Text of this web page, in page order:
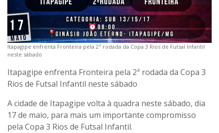
Itapagipe enfrenta Fronteira pela 2ª rodada da Copa 3 Rios de Futsal Infantil
neste sábado
Itapagipe enfrenta Fronteira pela 2ª rodada da Copa 3
Rios de Futsal Infantil neste sábado
A cidade de Itapagipe volta à quadra neste sábado, dia
17 de maio, para mais um importante compromisso
pela Copa 3 Rios de Futsal Infantil.